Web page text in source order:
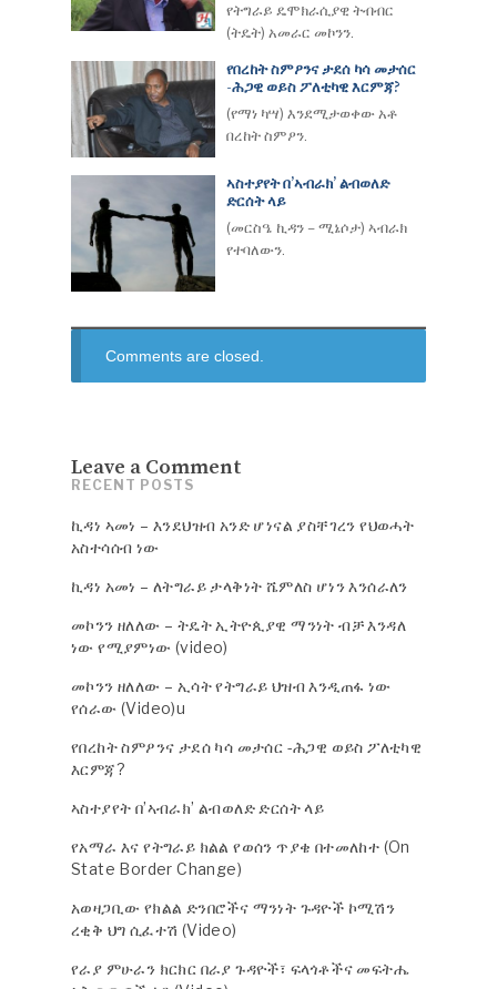
የትግራይ ዴሞክራሲያዊ ትብብር
(ትዴት) አመራር መኮንን.
የበረከት ስምዖንና ታደሰ ካሳ መታሰር
-ሕጋዊ ወይስ ፖለቲካዊ እርምጃ?
(የማነ ካሣ) እንደሚታወቀው አቶ
በረከት ስምዖን.
ኣስተያየት በ’ኣብራክ’ ልብወለድ
ድርሰት ላይ
(መርስዔ ኪዳን – ሚኔሶታ) ኣብራክ
የተባለውን.
Comments are closed.
Leave a Comment
RECENT POSTS
ኪዳነ ኣመነ – እንደህዝብ አንድ ሆነናል ያስቸገረን የህወሓት
አስተሳሰብ ነው
ኪዳነ አመነ – ለትግራይ ታላቅነት ሼምለስ ሆነን እንሰራለን
መኮንን ዘለለው – ትዴት ኢትዮጲያዊ ማንነት ብቻ እንዳለ
ነው የሚያምነው (video)
መኮንን ዘለለው – ኢሳት የትግራይ ህዝብ እንዲጠፋ ነው
የሰራው (Video)u
የበረከት ስምዖንና ታደሰ ካሳ መታሰር -ሕጋዊ ወይስ ፖለቲካዊ
እርምጃ?
ኣስተያየት በ’ኣብራክ’ ልብወለድ ድርሰት ላይ
የአማራ እና የትግራይ ክልል የወሰን ጥያቄ በተመለከተ (On
State Border Change)
አወዛጋቢው የክልል ድንበሮችና ማንነት ጉዳዮች ኮሚሽን
ረቂቅ ህግ ሲፈተሽ (Video)
የራያ ምሁራን ክርክር በራያ ጉዳዮች፣ ፍላጎቶችና መፍትሔ